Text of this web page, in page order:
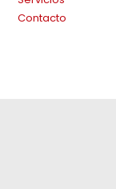
Contacto